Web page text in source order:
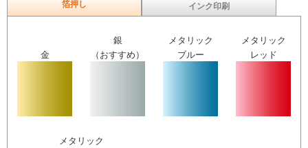
箔押し インク印刷
金
銀
（おすすめ）
メタリック
ブルー
メタリック
レッド
メタリック